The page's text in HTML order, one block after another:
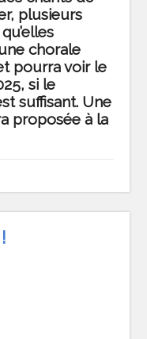
plusieurs
chorale
pourra voir le
si le
suffisant. Une
proposée à la